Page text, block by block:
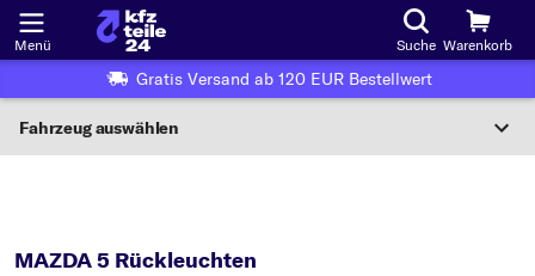
Menü Suche Warenkorb
Gratis Versand ab 120 EUR Bestellwert
Fahrzeug auswählen
Wo finde ich die?
MAZDA 5 Rückleuchten